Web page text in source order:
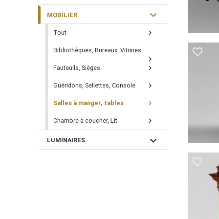
MOBILIER expand_more
Tout chevron_right
Bibliothèques, Bureaux, Vitrines
chevron_right
Fauteuils, Sièges chevron_right
Guéridons, Sellettes, Console chevron_right
Salles à manger, tables chevron_right
Chambre à coucher, Lit chevron_right
LUMINAIRES expand_more
favorite_border
favorite_border